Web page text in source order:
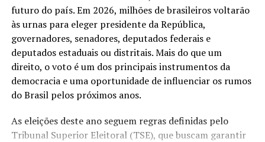
futuro do país. Em 2026, milhões de brasileiros voltarão
às urnas para eleger presidente da República,
governadores, senadores, deputados federais e
deputados estaduais ou distritais. Mais do que um
direito, o voto é um dos principais instrumentos da
democracia e uma oportunidade de influenciar os rumos
do Brasil pelos próximos anos.
As eleições deste ano seguem regras definidas pelo
Tribunal Superior Eleitoral (TSE), que buscam garantir